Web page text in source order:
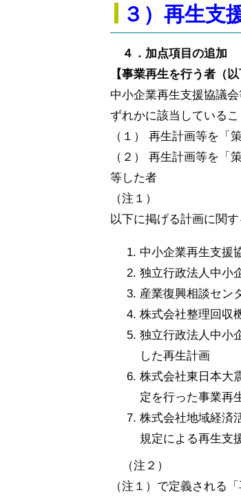
３）再生支
４．加点項目の追加
【事業再生を行う者（
中小企業再生支援協議
ずれかに該当しているこ
（１） 再生計画等を「
（２） 再生計画等を「
等した者
（注１）
以下に掲げる計画に関
中小企業再生支援
独立行政法人中小
産業復興相談セン
株式会社整理回収
独立行政法人中小
した再生計画
株式会社東日本大
定を行った事業再
株式会社地域経済
規定による再生支
（注２）
（注１）で定義される